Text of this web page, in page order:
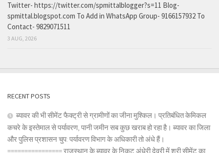
Twitter- https://twitter.com/spmittalblogger?s=11 Blog-
spmittal.blogspot.com To Add in WhatsApp Group- 9166157932 To
Contact- 9829071511
3 AUG, 2026
RECENT POSTS
ब्यावर की भी सीमेंट फैक्ट्री से ग्रामीणों का जीना मुश्किल। प्रतिबंधित केमिकल
कचरे के इस्तेमाल से पर्यावरण, पानी जमीन सब कुछ खराब हो रहा है। ब्यावर का जिला
और पुलिस प्रशासन चुप: पर्यावरण विभाग के अधिकारी तो अंधे हैं।
================ राजस्थान के ब्यावर के निकट अंधेरी देवरी में श्री सीमेंट का